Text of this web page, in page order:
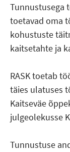
Tunnustusega
toetavad oma
kohustuste
kaitsetahte ja
RASK toetab
täies ulatuses
Kaitseväe
julgeolekusse
Tunnustuse